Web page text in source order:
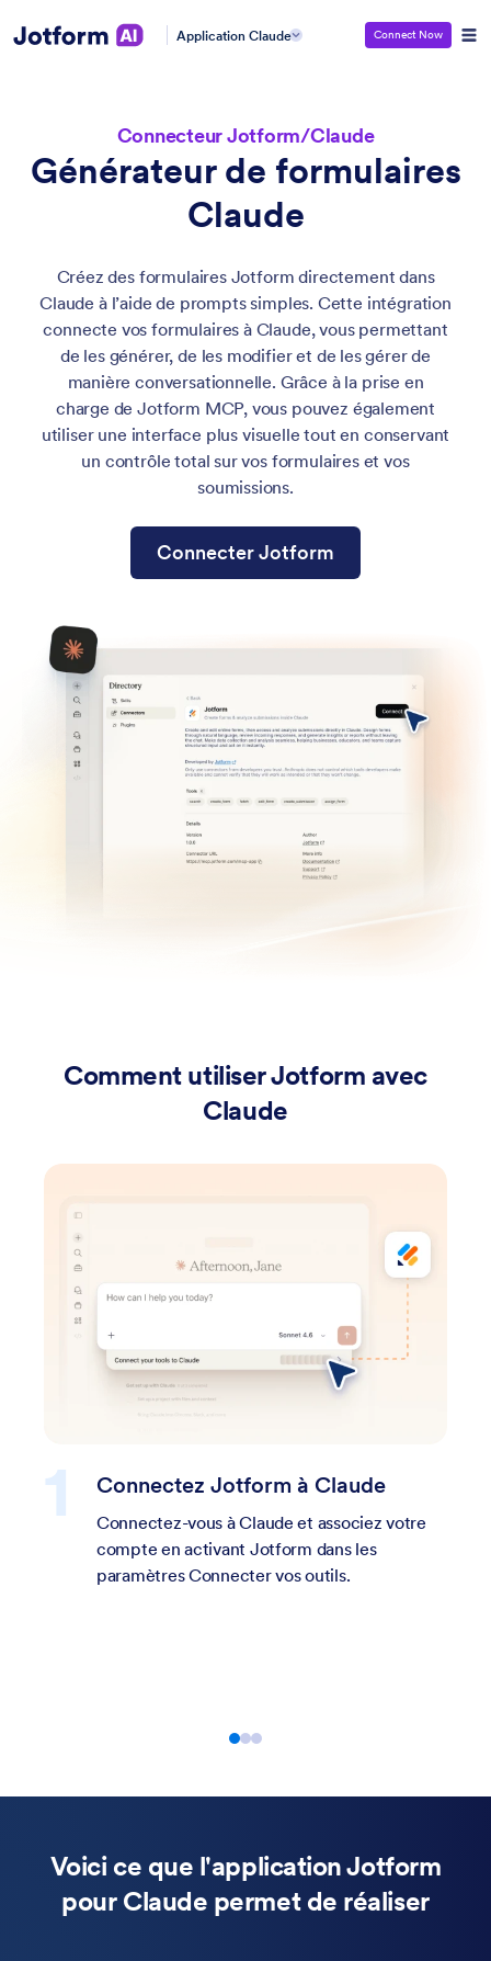
Application Claude Connect Now
Connecteur Jotform/Claude
Générateur de formulaires
Claude
Créez des formulaires Jotform directement dans
Claude à l’aide de prompts simples. Cette intégration
connecte vos formulaires à Claude, vous permettant
de les générer, de les modifier et de les gérer de
manière conversationnelle. Grâce à la prise en
charge de Jotform MCP, vous pouvez également
utiliser une interface plus visuelle tout en conservant
un contrôle total sur vos formulaires et vos
soumissions.
Connecter Jotform
Comment utiliser Jotform avec
Claude
Créez et affinez votre formulaire
dans le chat
Commencez par un prompt, puis affinez
votre formulaire de manière
Voici ce que l'application Jotform
pour Claude permet de réaliser